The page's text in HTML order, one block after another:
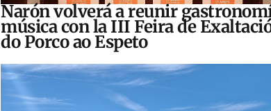
Narón volverá a reunir
música con la III Feira de
do Porco ao Espeto